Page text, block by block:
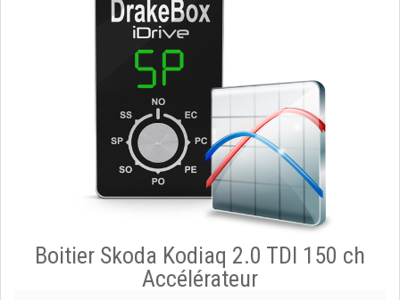
Boitier Skoda Kodiaq 2.0 TDI 150 ch
Accélérateur